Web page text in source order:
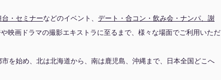
台 ・ セミナーなどのイベント、 デート・合コン・飲み会・ナンパ、謝
や映画ドラマの撮影エキストラに至るまで、様々な場面でご利用いただ
を始め、北は北海道から、南は鹿児島、沖縄まで、日本全国どこへ